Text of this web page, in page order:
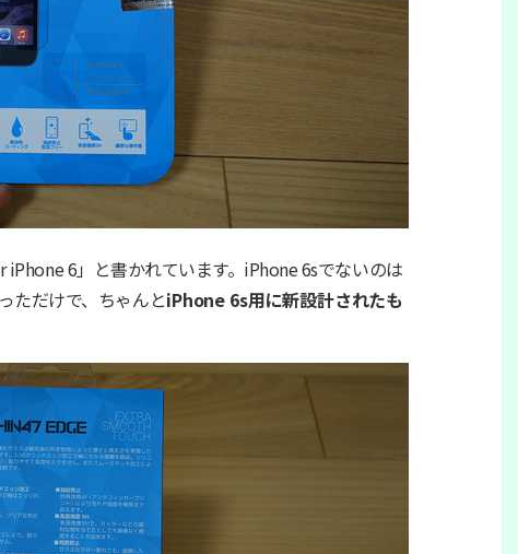
6」と書かれています。iPhone 6sでないのは
ただけで、ちゃんとiPhone 6s用に新設計されたも